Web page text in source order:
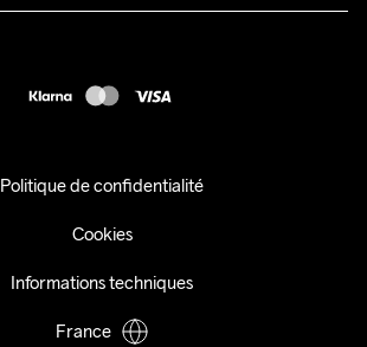
Politique de confidentialité
Cookies
Informations techniques
France